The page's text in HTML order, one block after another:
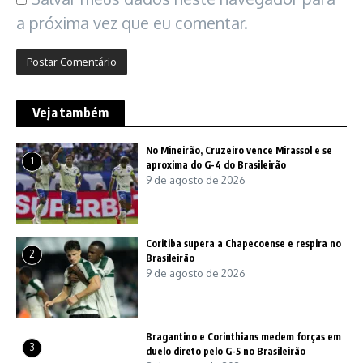
a próxima vez que eu comentar.
Veja também
1
No Mineirão, Cruzeiro vence Mirassol e se
aproxima do G-4 do Brasileirão
9 de agosto de 2026
2
Coritiba supera a Chapecoense e respira no
Brasileirão
9 de agosto de 2026
3
Bragantino e Corinthians medem forças em
duelo direto pelo G-5 no Brasileirão